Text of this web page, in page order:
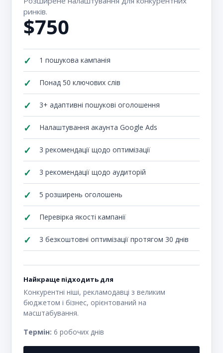
ринків.
$750
1 пошукова кампанія
Понад 50 ключових слів
3+ адаптивні пошукові оголошення
Налаштування акаунта Google Ads
3 рекомендації щодо оптимізації
3 рекомендації щодо аудиторій
5 розширень оголошень
Перевірка якості кампанії
3 безкоштовні оптимізації протягом 30 днів
Найкраще підходить для
Конкурентні ніші, рекламодавці з великим
бюджетом і бізнес, орієнтований на
масштабування.
Термін: 6 робочих днів